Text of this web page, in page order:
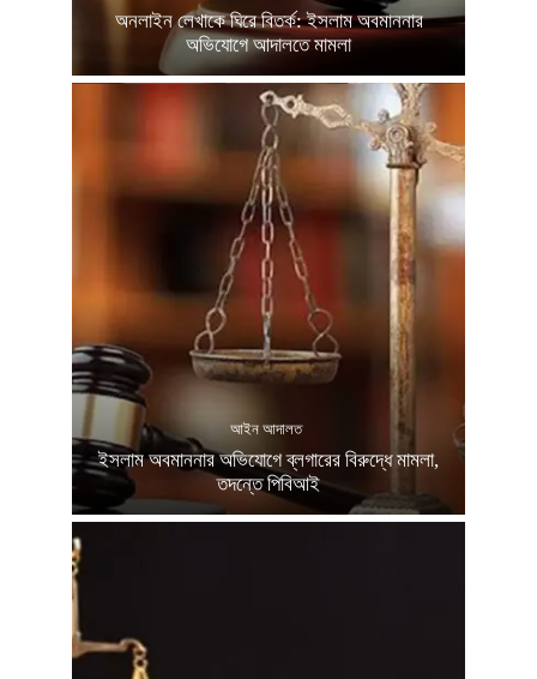
অনলাইন লেখাকে ঘিরে বিতর্ক: ইসলাম অবমাননার
অভিযোগে আদালতে মামলা
আইন আদালত
ইসলাম অবমাননার অভিযোগে ব্লগারের বিরুদ্ধে মামলা,
তদন্তে পিবিআই